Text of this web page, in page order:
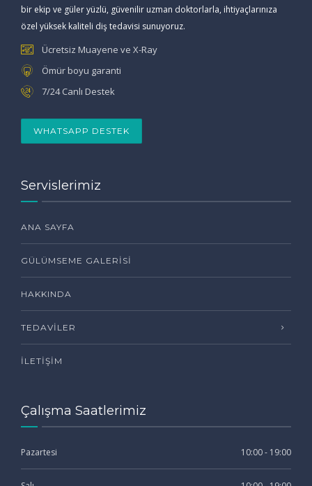
bir ekip ve güler yüzlü, güvenilir uzman doktorlarla, ihtiyaçlarınıza
özel yüksek kaliteli diş tedavisi sunuyoruz.
Ücretsiz Muayene ve X-Ray
Ömür boyu garanti
7/24 Canlı Destek
WHATSAPP DESTEK
Servislerimiz
ANA SAYFA
GÜLÜMSEME GALERISI
HAKKINDA
TEDAVILER
İLETIŞIM
Çalışma Saatlerimiz
Pazartesi 10:00 - 19:00